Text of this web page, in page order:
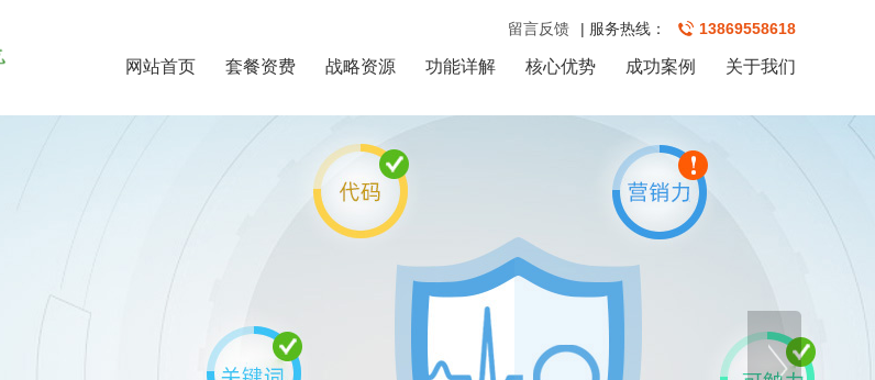
留言反馈 | 服务热线： 13869558618
网站首页 套餐资费 战略资源 功能详解 核心优势 成功案例 关于我们